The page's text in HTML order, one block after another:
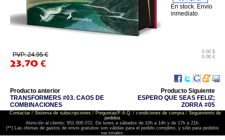
PVP: 24.95 €
23.70 €
0.00 $
0.00 £
En stock. Envio
inmediato
Producto anterior
TRANSFORMERS #03. CAOS DE
COMBINACIONES
Producto Siguiente
ESPERO QUE SEAS FELIZ;
ZORRA #05
Contactar/ Sistema de subscripciones/ Preguntas/F.A.Q. / condiciones de compra/ Seguimiento de
pedidos
Atención al cliente: 951 600 072. De lunes a sábados de 10h a 14h y de 17h a 21h.
(**) Las ofertas de gastos de envio gratuitos son válidas para el pedido completo, y sólo para pedidos
nacionales.